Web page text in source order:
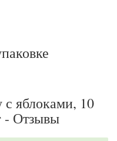
яблоками, 10
- Отзывы